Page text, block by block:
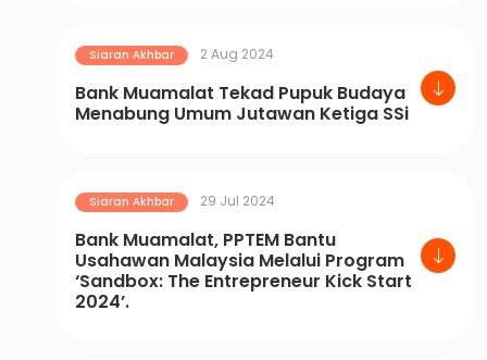
Siaran Akhbar 2 Aug 2024
Bank Muamalat Tekad Pupuk Budaya
Menabung Umum Jutawan Ketiga SSi
Siaran Akhbar 29 Jul 2024
Bank Muamalat, PPTEM Bantu
Usahawan Malaysia Melalui Program
‘Sandbox: The Entrepreneur Kick Start
2024’.